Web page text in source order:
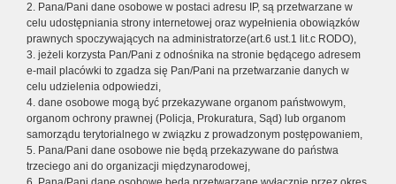
2. Pana/Pani dane osobowe w postaci adresu IP, są przetwarzane w
celu udostępniania strony internetowej oraz wypełnienia obowiązków
prawnych spoczywających na administratorze(art.6 ust.1 lit.c RODO),
3. jeżeli korzysta Pan/Pani z odnośnika na stronie będącego adresem
e-mail placówki to zgadza się Pan/Pani na przetwarzanie danych w
celu udzielenia odpowiedzi,
4. dane osobowe mogą być przekazywane organom państwowym,
organom ochrony prawnej (Policja, Prokuratura, Sąd) lub organom
samorządu terytorialnego w związku z prowadzonym postępowaniem,
5. Pana/Pani dane osobowe nie będą przekazywane do państwa
trzeciego ani do organizacji międzynarodowej,